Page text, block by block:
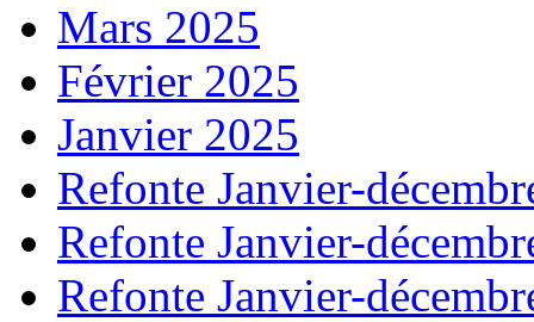
Mars 2025
Février 2025
Janvier 2025
Refonte Janvier-
Refonte Janvier-
Refonte Janvier-